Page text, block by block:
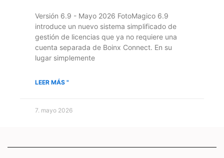
Versión 6.9 - Mayo 2026 FotoMagico 6.9
introduce un nuevo sistema simplificado de
gestión de licencias que ya no requiere una
cuenta separada de Boinx Connect. En su
lugar simplemente
LEER MÁS "
7. mayo 2026